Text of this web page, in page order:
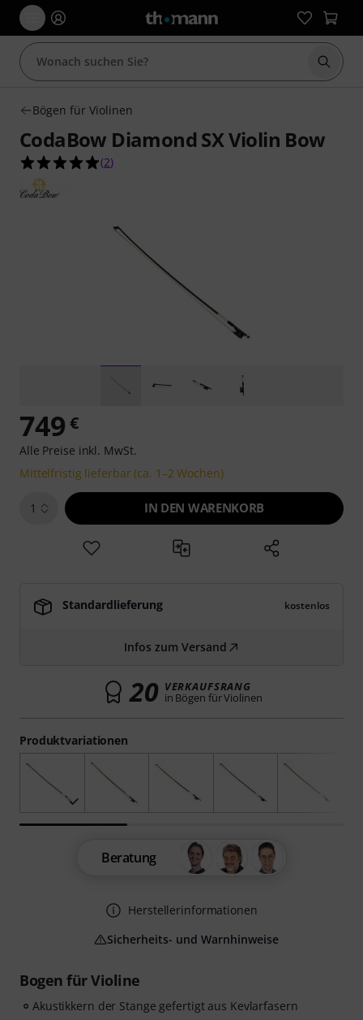
Suche
Bögen für Violinen
CodaBow Diamond SX Violin Bow
5.0 von 5 Sternen aus 2 Kundenbewertungen
(2)
Bogen für Violine
Akustikkern der Stange gefertigt aus Kevlarfasern
Produktvariationen
749 €
Alle Preise inkl. MwSt.
Mittelfristig lieferbar (ca. 1–2 Wochen)
1 IN DEN WARENKORB
Standardlieferung kostenlos
Infos zum Versand
20 VERKAUFSRANG
in Bögen für Violinen
Beratung
Herstellerinformationen
Sicherheits- und Warnhinweise